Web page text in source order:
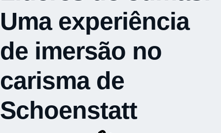
Uma experiência
de imersão no
carisma de
Schoenstatt